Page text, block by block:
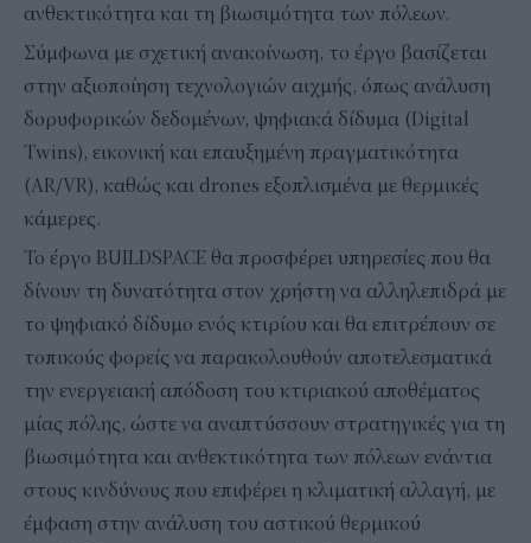
ανθεκτικότητα και τη βιωσιμότητα των πόλεων.
Σύμφωνα με σχετική ανακοίνωση, το έργο βασίζεται
στην αξιοποίηση τεχνολογιών αιχμής, όπως ανάλυση
δορυφορικών δεδομένων, ψηφιακά δίδυμα (Digital
Twins), εικονική και επαυξημένη πραγματικότητα
(AR/VR), καθώς και drones εξοπλισμένα με θερμικές
κάμερες.
Το έργο BUILDSPACE θα προσφέρει υπηρεσίες που θα
δίνουν τη δυνατότητα στον χρήστη να αλληλεπιδρά με
το ψηφιακό δίδυμο ενός κτιρίου και θα επιτρέπουν σε
τοπικούς φορείς να παρακολουθούν αποτελεσματικά
την ενεργειακή απόδοση του κτιριακού αποθέματος
μίας πόλης, ώστε να αναπτύσσουν στρατηγικές για τη
βιωσιμότητα και ανθεκτικότητα των πόλεων ενάντια
στους κινδύνους που επιφέρει η κλιματική αλλαγή, με
έμφαση στην ανάλυση του αστικού θερμικού